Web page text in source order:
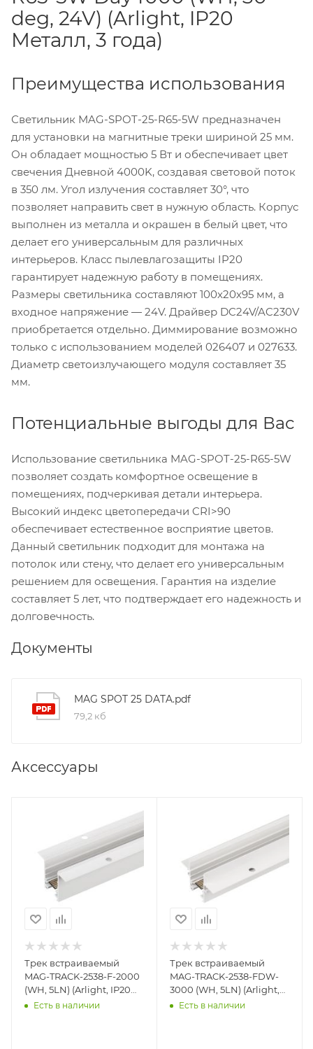
deg, 24V) (Arlight, IP20
Металл, 3 года)
Преимущества использования
Светильник MAG-SPOT-25-R65-5W предназначен
для установки на магнитные треки шириной 25 мм.
Он обладает мощностью 5 Вт и обеспечивает цвет
свечения Дневной 4000K, создавая световой поток
в 350 лм. Угол излучения составляет 30°, что
позволяет направить свет в нужную область. Корпус
выполнен из металла и окрашен в белый цвет, что
делает его универсальным для различных
интерьеров. Класс пылевлагозащиты IP20
гарантирует надежную работу в помещениях.
Размеры светильника составляют 100x20x95 мм, а
входное напряжение — 24V. Драйвер DC24V/AC230V
приобретается отдельно. Диммирование возможно
только с использованием моделей 026407 и 027633.
Диаметр светоизлучающего модуля составляет 35
мм.
Потенциальные выгоды для Вас
Использование светильника MAG-SPOT-25-R65-5W
позволяет создать комфортное освещение в
помещениях, подчеркивая детали интерьера.
Высокий индекс цветопередачи CRI>90
обеспечивает естественное восприятие цветов.
Данный светильник подходит для монтажа на
потолок или стену, что делает его универсальным
решением для освещения. Гарантия на изделие
составляет 5 лет, что подтверждает его надежность и
долговечность.
Документы
MAG SPOT 25 DATA.pdf
79,2 кб
Аксессуары
Трек встраиваемый
MAG-TRACK-2538-F-2000
(WH, 5LN) (Arlight, IP20
Металл, 3 года)
Есть в наличии
Трек встраиваемый
MAG-TRACK-2538-FDW-
3000 (WH, 5LN) (Arlight,
IP20 Металл, 3 года)
Есть в наличии